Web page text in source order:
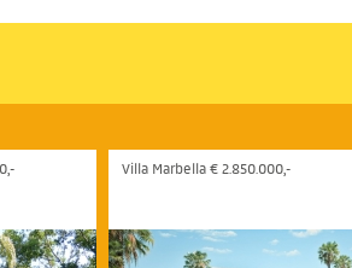
Villa Marbella € 2.850.000,-